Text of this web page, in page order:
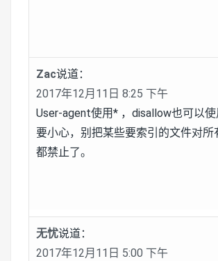
Zac说道：
2017年12月11日 8:25 下午
User-agent使用* ，disallow也可以
要小心，别把某些要索引的文件对所
都禁止了。
无忧说道：
2017年12月11日 5:00 下午